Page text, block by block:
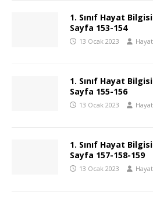
1. Sınıf Hayat
Sayfa 153-154
13 Ocak 2023
1. Sınıf Hayat
Sayfa 155-156
13 Ocak 2023
1. Sınıf Hayat
Sayfa 157-158-159
13 Ocak 2023